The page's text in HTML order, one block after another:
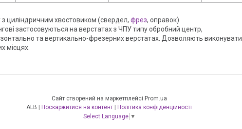
з циліндричним хвостовиком (свердел, фрез, оправок)
застосовуються на верстатах з ЧПУ типу обробний центр,
та вертикально-фрезерних верстатах. Дозволяють виконувати
місцях.
Сайт створений на маркетплейсі Prom.ua
Поскаржитися на контент
Політика конфіденційності
Select Language ▼